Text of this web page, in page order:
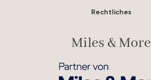
Rechtliches
Miles & More